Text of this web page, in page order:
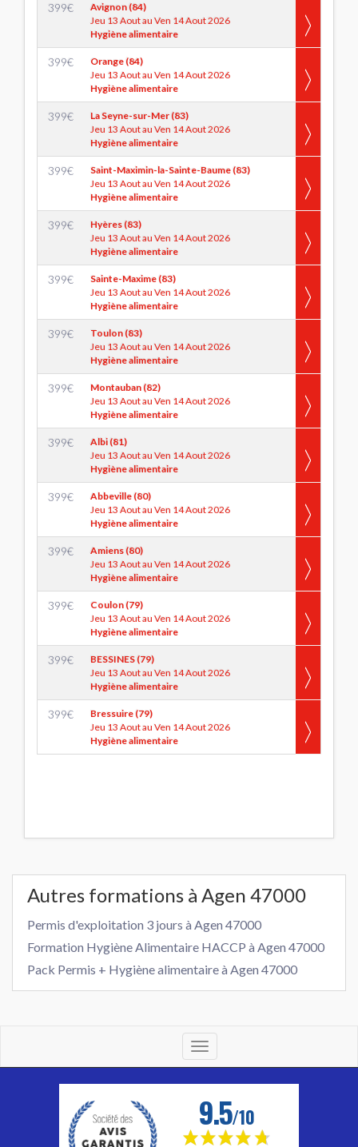
399€
Avignon (84)
Jeu 13 Aout au Ven 14 Aout 2026
Hygiène alimentaire
399€
Orange (84)
Jeu 13 Aout au Ven 14 Aout 2026
Hygiène alimentaire
399€
La Seyne-sur-Mer (83)
Jeu 13 Aout au Ven 14 Aout 2026
Hygiène alimentaire
399€
Saint-Maximin-la-Sainte-Baume (83)
Jeu 13 Aout au Ven 14 Aout 2026
Hygiène alimentaire
399€
Hyères (83)
Jeu 13 Aout au Ven 14 Aout 2026
Hygiène alimentaire
399€
Sainte-Maxime (83)
Jeu 13 Aout au Ven 14 Aout 2026
Hygiène alimentaire
399€
Toulon (83)
Jeu 13 Aout au Ven 14 Aout 2026
Hygiène alimentaire
399€
Montauban (82)
Jeu 13 Aout au Ven 14 Aout 2026
Hygiène alimentaire
399€
Albi (81)
Jeu 13 Aout au Ven 14 Aout 2026
Hygiène alimentaire
399€
Abbeville (80)
Jeu 13 Aout au Ven 14 Aout 2026
Hygiène alimentaire
399€
Amiens (80)
Jeu 13 Aout au Ven 14 Aout 2026
Hygiène alimentaire
399€
Coulon (79)
Jeu 13 Aout au Ven 14 Aout 2026
Hygiène alimentaire
399€
BESSINES (79)
Jeu 13 Aout au Ven 14 Aout 2026
Hygiène alimentaire
399€
Bressuire (79)
Jeu 13 Aout au Ven 14 Aout 2026
Hygiène alimentaire
Autres formations à Agen 47000
Permis d'exploitation 3 jours à Agen 47000
Formation Hygiène Alimentaire HACCP à Agen 47000
Pack Permis + Hygiène alimentaire à Agen 47000
Toggle
navigation